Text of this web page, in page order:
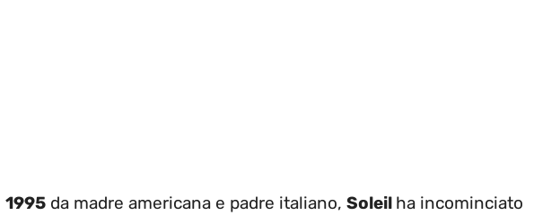
1995 da madre americana e padre italiano, Soleil ha incominciato